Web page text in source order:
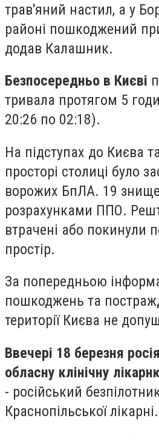
трав'яний настил, а у
районі пошкоджений
додав Калашник.
Безпосередньо в Києві
тривала протягом 5
20:26 по 02:18).
На підступах до Києва
просторі столиці було
ворожих БпЛА. 19
розрахунками ППО.
втрачені або покинули
простір.
За попередньою
пошкоджень та
території Києва не
Ввечері 18 березня
обласну клінічну
- російський
Краснопільської лікарні.